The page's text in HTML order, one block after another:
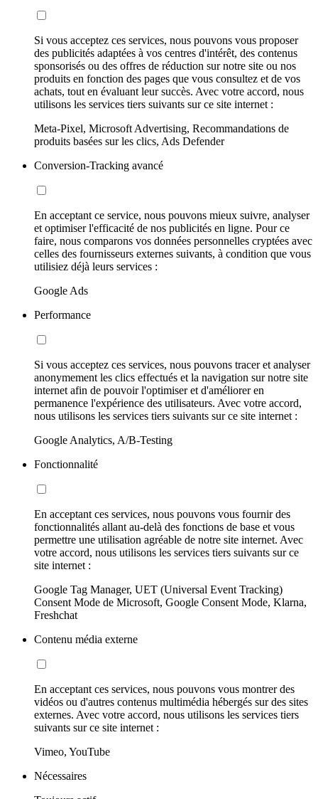
Si vous acceptez ces services, nous pouvons vous proposer
des publicités adaptées à vos centres d'intérêt, des contenus
sponsorisés ou des offres de réduction sur notre site ou nos
produits en fonction des pages que vous consultez et de vos
achats, tout en évaluant leur succès. Avec votre accord, nous
utilisons les services tiers suivants sur ce site internet :
Meta-Pixel, Microsoft Advertising, Recommandations de
produits basées sur les clics, Ads Defender
Conversion-Tracking avancé
En acceptant ce service, nous pouvons mieux suivre, analyser
et optimiser l'efficacité de nos publicités en ligne. Pour ce
faire, nous comparons vos données personnelles cryptées avec
celles des fournisseurs externes suivants, à condition que vous
utilisiez déjà leurs services :
Google Ads
Performance
Si vous acceptez ces services, nous pouvons tracer et analyser
anonymement les clics effectués et la navigation sur notre site
internet afin de pouvoir l'optimiser et d'améliorer en
permanence l'expérience des utilisateurs. Avec votre accord,
nous utilisons les services tiers suivants sur ce site internet :
Google Analytics, A/B-Testing
Fonctionnalité
En acceptant ces services, nous pouvons vous fournir des
fonctionnalités allant au-delà des fonctions de base et vous
permettre une utilisation agréable de notre site internet. Avec
votre accord, nous utilisons les services tiers suivants sur ce
site internet :
Google Tag Manager, UET (Universal Event Tracking)
Consent Mode de Microsoft, Google Consent Mode, Klarna,
Freshchat
Contenu média externe
En acceptant ces services, nous pouvons vous montrer des
vidéos ou d'autres contenus multimédia hébergés sur des sites
externes. Avec votre accord, nous utilisons les services tiers
suivants sur ce site internet :
Vimeo, YouTube
Nécessaires